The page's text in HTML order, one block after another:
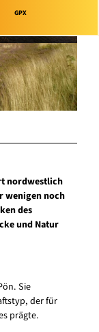
Rothaargebirge, Kerstin
| KI-optimiert |CC-BY-SA
GPX
nordwestlich
wenigen noch
des
und Natur
Sie
der für
prägte.